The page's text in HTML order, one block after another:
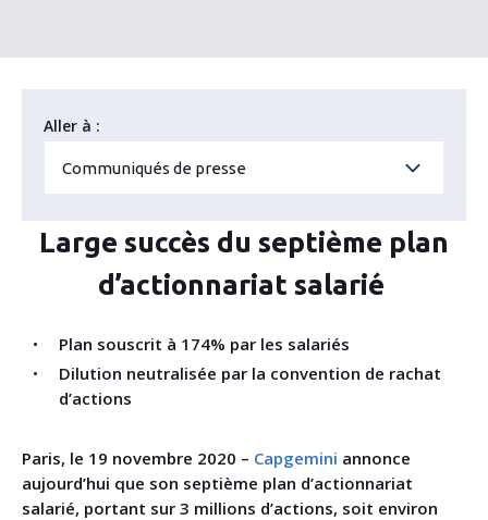
Aller à :
Communiqués de presse
Large succès du septième plan
d’actionnariat salarié
Plan souscrit à 174% par les salariés
Dilution neutralisée par la convention de rachat
d’actions
Paris, le 19 novembre 2020 – Capgemini annonce
aujourd’hui que son septième plan d’actionnariat
salarié, portant sur 3 millions d’actions, soit environ